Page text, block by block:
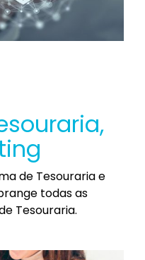
de Tesouraria e
todas as
Tesouraria.